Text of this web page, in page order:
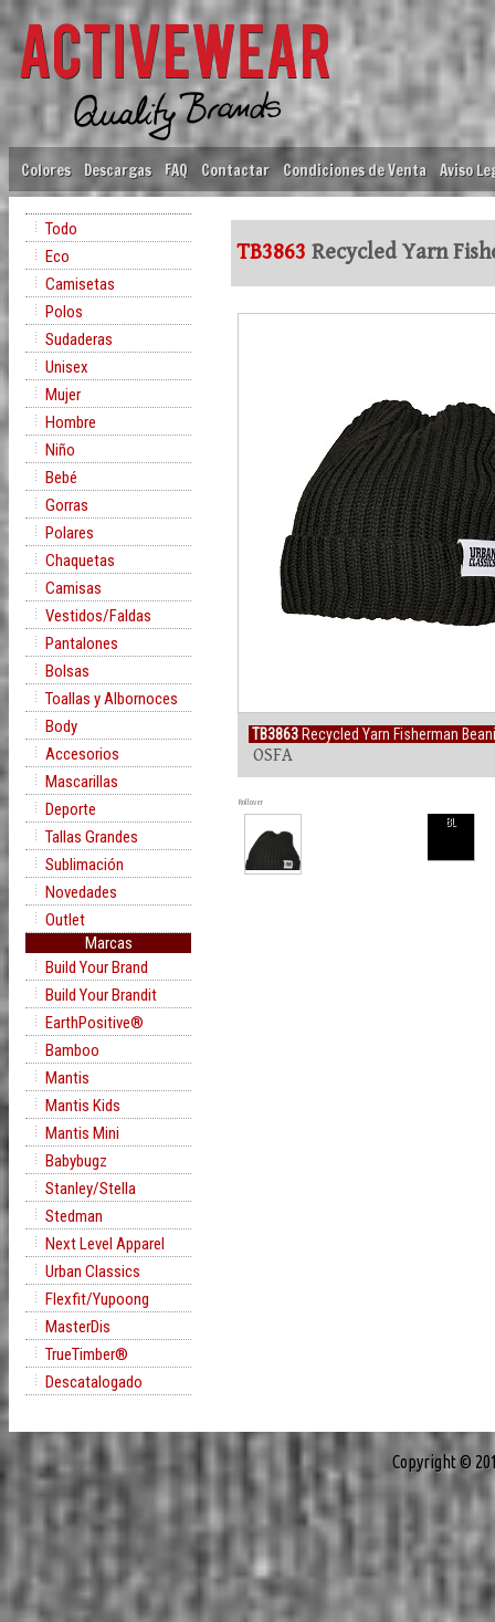
Colores Descargas FAQ Contactar Condiciones de Venta Aviso
Todo
Eco
Camisetas
Polos
Sudaderas
Unisex
Mujer
Hombre
Niño
Bebé
Gorras
Polares
Chaquetas
Camisas
Vestidos/Faldas
Pantalones
Bolsas
Toallas y Albornoces
Body
Accesorios
Mascarillas
Deporte
Tallas Grandes
Sublimación
Novedades
Outlet
Marcas
Build Your Brand
Build Your Brandit
EarthPositive®
Bamboo
Mantis
Mantis Kids
Mantis Mini
Babybugz
Stanley/Stella
Stedman
Next Level Apparel
Urban Classics
Flexfit/Yupoong
MasterDis
TrueTimber®
Descatalogado
TB3863 Recycled Yarn
TB3863 Recycled Yarn Fisherman
OSFA
Rollover
BL
Copyright ©